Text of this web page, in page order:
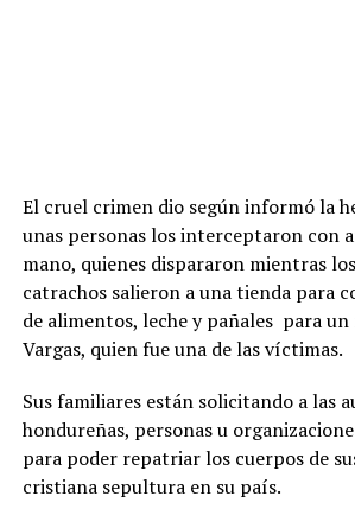
El cruel crimen dio según informó la
unas personas los interceptaron con
mano, quienes dispararon mientras
catrachos salieron a una tienda para
de alimentos, leche y pañales para un
Vargas, quien fue una de las víctimas.
Sus familiares están solicitando a las
hondureñas, personas u
para poder repatriar los cuerpos de
cristiana sepultura en su país.